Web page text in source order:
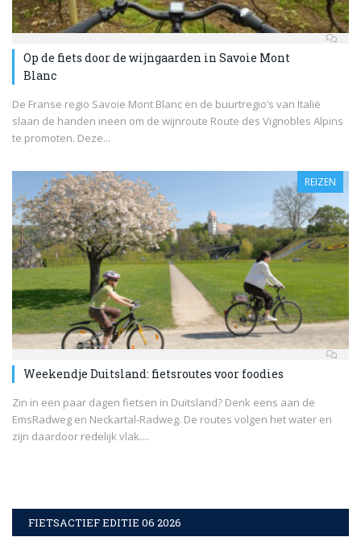
Op de fiets door de wijngaarden in Savoie Mont
Blanc
De Franse regio Savoie Mont Blanc en de buurtregio’s van Italië
slaan de handen ineen om de wijnroute Route des Vignobles Alpins
te promoten. Deze...
REIZEN
Weekendje Duitsland: fietsroutes voor foodies
Zin in een paar dagen fietsen in Duitsland? Denk eens aan de
EmsRadweg en Neckartal-Radweg. De routes volgen het water en
zijn daardoor redelijk vlak....
FIETSACTIEF EDITIE 06 2026